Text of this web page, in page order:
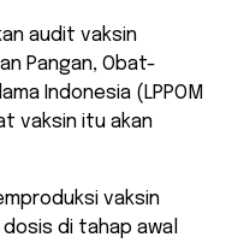
audit vaksin
Pangan, Obat-
Indonesia (LPPOM
vaksin itu akan
vaksin
dosis di tahap awal